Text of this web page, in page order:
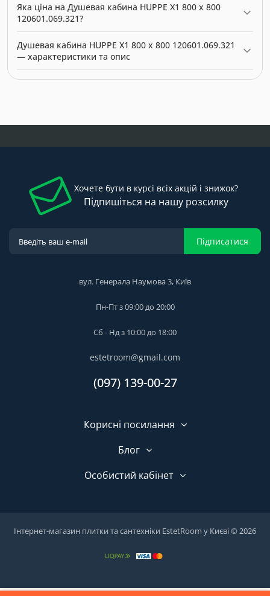
купити в нашому інтернет-магазині за ціною 285.79 грн.
Яка ціна на Душевая кабина HUPPE X1 800 х 800
120601.069.321?
120601.069.321 — 285.79 грн. Виробник: HUPPE.
Душевая кабина HUPPE X1 800 х 800 120601.069.321
— характеристики та опис
Хочете бути в курсі всіх акцій і знижок?
Підпишіться на нашу розсилку
Підписатися
вул. Генерала Наумова 3, Київ
Пн-Пт з 09:00 до 20:00
Сб - Нд з 10:00 до 18:00
estetroom@gmail.com
(097) 139-00-27
Корисні посилання
Блог
Особистий кабінет
Інтернет-магазин плитки та сантехніки EstetRoom у Києві © 2026